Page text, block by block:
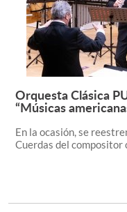
Formación Continua
Estudiantes
Académicos
Alumni
English
Orquesta Clásica
“Músicas
En la ocasión, se
Cuerdas del compositor